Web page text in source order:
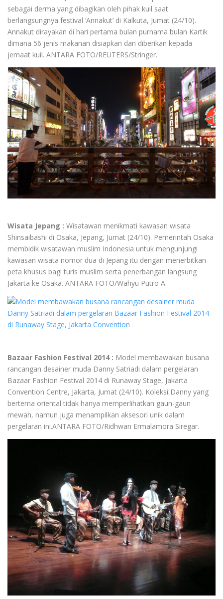
sebagai derma yang dibagikan oleh pihak kuil saat
berlangsungnya festival ‘Annakut’ di Kalkuta, Jumat (24/10).
Annakut dirayakan di hari pertama bulan purnama bulan Kartik
dimana 56 jenis makanan disiapkan dan diberikan kepada
jemaat kuil. ANTARA FOTO/REUTERS/Stringer.
Wisata Jepang : Wisatawan menikmati kawasan wisata
Shinsaibashi di Osaka, Jepang, Jumat (24/10). Pemerintah Osaka
membidik wisatawan muslim Indonesia untuk mengunjungi
kawasan wisata nomor dua di Jepang itu dengan menerbitkan
peta khusus bagi turis muslim serta penerbangan langsung
Jakarta ke Osaka. ANTARA FOTO/Wahyu Putro A.
Bazaar Fashion Festival 2014 : Model membawakan busana
rancangan desainer muda Danny Satriadi dalam pergelaran
Bazaar Fashion Festival 2014 di Runaway Stage, Jakarta
Convention Centre, Jakarta, Jumat (24/10). Koleksi Danny yang
bertema oriental tidak hanya memperlihatkan gaun-gaun
mewah, namun juga menampilkan aksesori unik dalam
pergelaran ini.ANTARA FOTO/Ridhwan Ermalamora Siregar.